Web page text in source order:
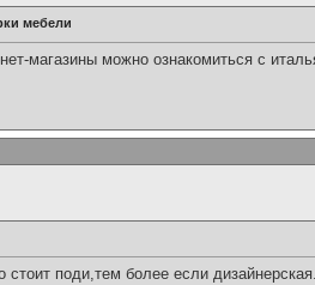
мебели
магазины можно ознакомиться с
стоит поди,тем более если